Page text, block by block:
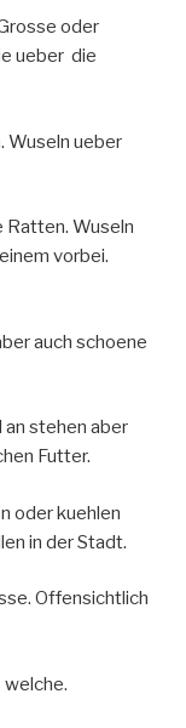
oder
ueber die
Wuseln ueber
Ratten. Wuseln
vorbei.
auch schoene
stehen aber
Futter.
oder kuehlen
in der Stadt.
Offensichtlich
welche.